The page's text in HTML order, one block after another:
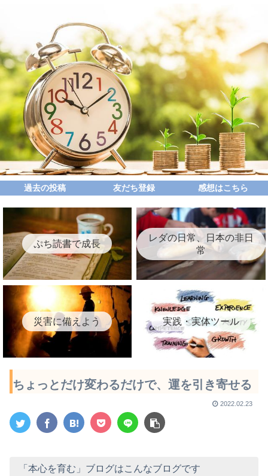
過去の投稿 友だち登録 感想はこちら
ぷち読書で成長
レダの日常、日本の非日
常
災害に備えよう 実践・実体ツール
ちょっとだけ変わるだけで、運を引き寄せる
2022.02.23
「本心を育む」ブログはこんなブログです